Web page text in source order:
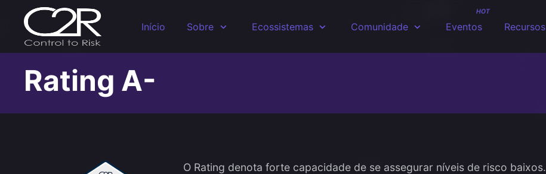
Skip to main content
Início
Sobre Ecossistemas Comunidade Eventos
HOT
Recursos
Rating A-
O Rating denota forte capacidade de se assegurar níveis de risco baixos.